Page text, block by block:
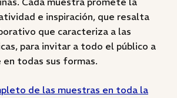
e inspiración, que resalta
que caracteriza a las
para invitar a todo el público a
todas sus formas.
de las muestras en toda la